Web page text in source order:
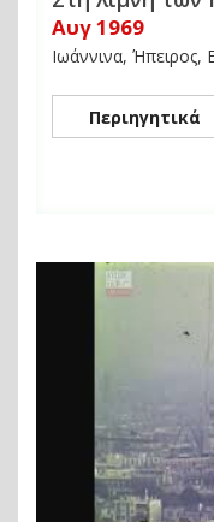
Αυγ 1969
Ιωάννινα, Ήπειρος,
Περιηγητικά